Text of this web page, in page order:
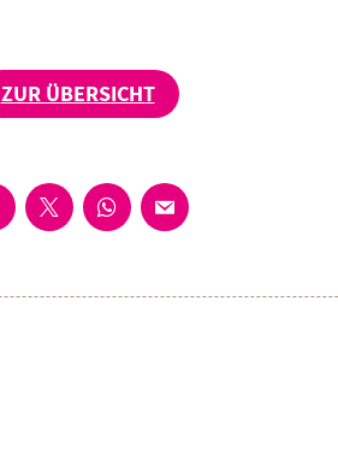
ZUR ÜBERSICHT